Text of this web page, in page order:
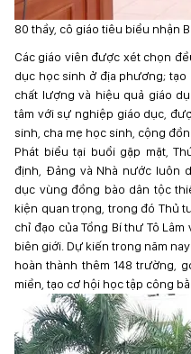
80 thầy, cô giáo tiêu biểu nhận
Các giáo viên được xét chọn
dục học sinh ở địa phương;
chất lượng và hiệu quả giáo
tâm với sự nghiệp giáo dục,
sinh, cha mẹ học sinh, cộng
Phát biểu tại buổi gặp mặt,
định, Đảng và Nhà nước luôn
dục vùng đồng bào dân tộc
kiện quan trọng, trong đó Thủ
chỉ đạo của Tổng Bí thư Tô
biên giới. Dự kiến trong năm
hoàn thành thêm 148 trường,
miền, tạo cơ hội học tập công